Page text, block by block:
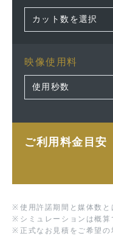
映像使用料
ご利用料金目安
※ 使用許諾期間と媒体数
※ シミュレーションは概算
※ 正式なお見積をご希望の